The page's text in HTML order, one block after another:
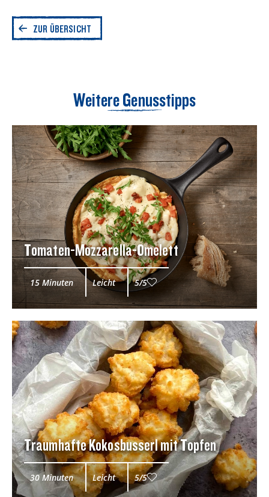
ZUR ÜBERSICHT
Weitere Genusstipps
Tomaten-Mozzarella-Omelett
15 Minuten Leicht 5/5
Traumhafte Kokosbusserl mit Topfen
30 Minuten Leicht 5/5